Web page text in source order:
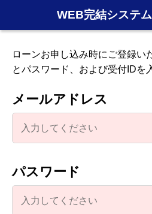
WEB完結システ
ローンお申し込み時にご登録い
とパスワード、および受付IDを
メールアドレス
パスワード